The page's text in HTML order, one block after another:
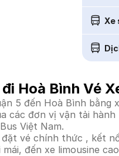
Xe
Hoà Bình Vé
5 đến Hoà Bình bằng
các đơn vị vận tải
Việt Nam.
vé chính thức , kết
đến xe limousine